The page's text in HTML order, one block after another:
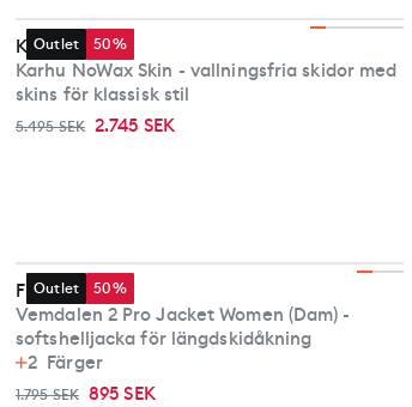
Outlet 50%
Karhu
Karhu NoWax Skin - vallningsfria skidor med
skins för klassisk stil
5.495 SEK 2.745 SEK
Outlet 50%
Fischer
Vemdalen 2 Pro Jacket Women (Dam) -
softshelljacka för längdskidåkning
2 Färger
1.795 SEK 895 SEK